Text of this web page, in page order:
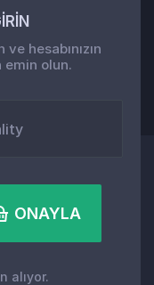
hesabınızın
emin olun.
ONAYLA
alıyor.